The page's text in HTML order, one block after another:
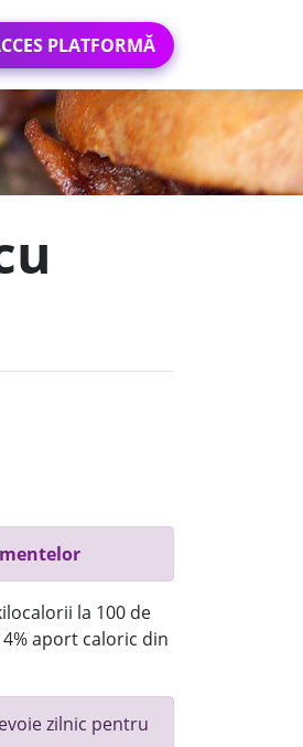
PLATFORMĂ
la 100 de
aport caloric din
zilnic pentru